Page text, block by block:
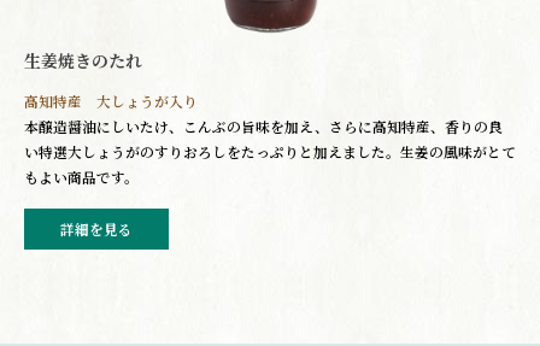
生姜焼きのたれ
高知特産 大しょうが入り
本醸造醤油にしいたけ、こんぶの旨味を加え、さらに高知特産、香りの良
い特選大しょうがのすりおろしをたっぷりと加えました。生姜の風味がとて
もよい商品です。
詳細を見る